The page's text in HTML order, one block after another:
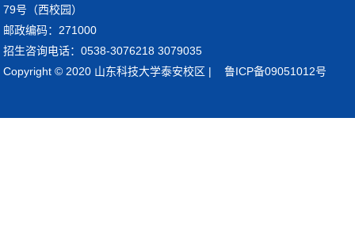
79号（西校园）
邮政编码：271000
招生咨询电话：0538-3076218 3079035
Copyright © 2020 山东科技大学泰安校区 | 鲁ICP备09051012号